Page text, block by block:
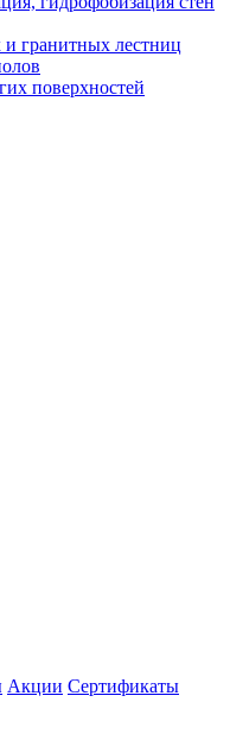
гранитных лестниц
поверхностей
Акции Сертификаты